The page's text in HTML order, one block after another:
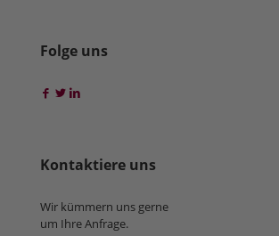
Folge uns
Kontaktiere uns
Wir kümmern uns gerne
um Ihre Anfrage.